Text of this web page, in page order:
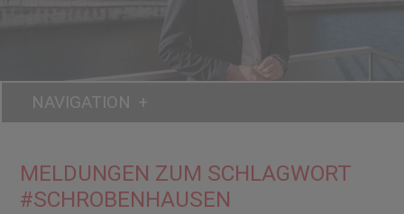
NAVIGATION
MELDUNGEN ZUM SCHLAGWORT
#SCHROBENHAUSEN